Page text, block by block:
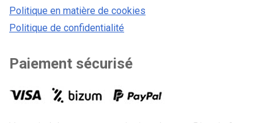
Politique en matière de cookies
Politique de confidentialité
Paiement sécurisé